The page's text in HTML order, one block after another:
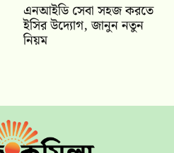
এনআইডি সেবা সহজ করতে
ইসির উদ্যোগ, জানুন নতুন
নিয়ম